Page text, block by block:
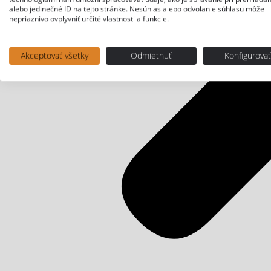
alebo jedinečné ID na tejto stránke. Nesúhlas alebo odvolanie súhlasu môže
nepriaznivo ovplyvniť určité vlastnosti a funkcie.
Akceptovať všetky Odmietnuť Konfigurovať